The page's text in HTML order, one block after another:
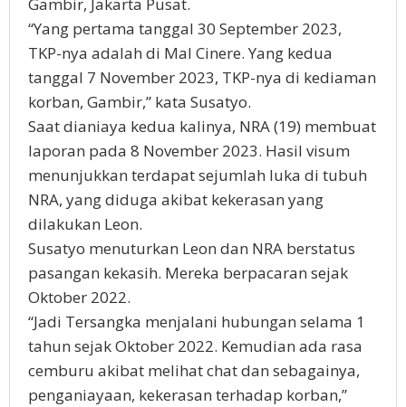
Gambir, Jakarta Pusat.
“Yang pertama tanggal 30 September 2023,
TKP-nya adalah di Mal Cinere. Yang kedua
tanggal 7 November 2023, TKP-nya di kediaman
korban, Gambir,” kata Susatyo.
Saat dianiaya kedua kalinya, NRA (19) membuat
laporan pada 8 November 2023. Hasil visum
menunjukkan terdapat sejumlah luka di tubuh
NRA, yang diduga akibat kekerasan yang
dilakukan Leon.
Susatyo menuturkan Leon dan NRA berstatus
pasangan kekasih. Mereka berpacaran sejak
Oktober 2022.
“Jadi Tersangka menjalani hubungan selama 1
tahun sejak Oktober 2022. Kemudian ada rasa
cemburu akibat melihat chat dan sebagainya,
penganiayaan, kekerasan terhadap korban,”